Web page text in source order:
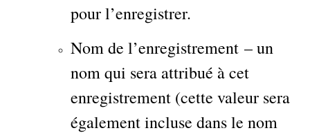
pour l’enregistrer.
Nom de l’enregistrement – un
nom qui sera attribué à cet
enregistrement (cette valeur sera
également incluse dans le nom